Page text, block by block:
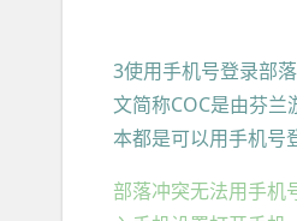
3使用手机号登录部
文简称COC是由芬
本都是可以用手机号
部落冲突无法用手机